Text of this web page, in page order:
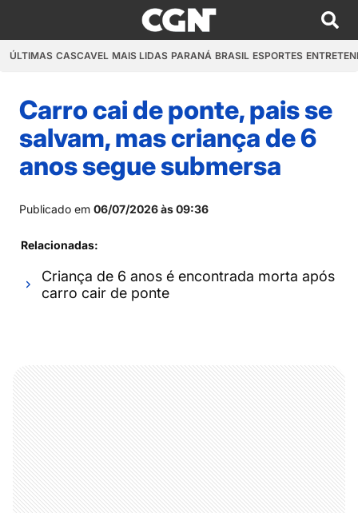
ÚLTIMAS CASCAVEL MAIS LIDAS PARANÁ BRASIL ESPORTES
Carro cai de ponte, pais se
salvam, mas criança de 6
anos segue submersa
Publicado em 06/07/2026 às 09:36
Relacionadas:
Criança de 6 anos é encontrada morta após
carro cair de ponte